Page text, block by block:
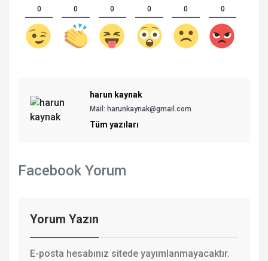
0 0 0 0 0 0
harun kaynak
Mail: harunkaynak@gmail.com
Tüm yazıları
Facebook Yorum
Yorum Yazın
E-posta hesabınız sitede yayımlanmayacaktır.